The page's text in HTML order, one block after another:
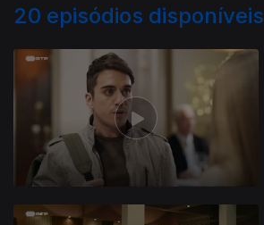
20 episódios disponíveis